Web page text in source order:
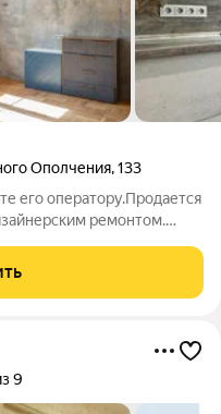
Ополчения,133
его оператору.Продается
ремонтом.
инфраструктура: Во
9